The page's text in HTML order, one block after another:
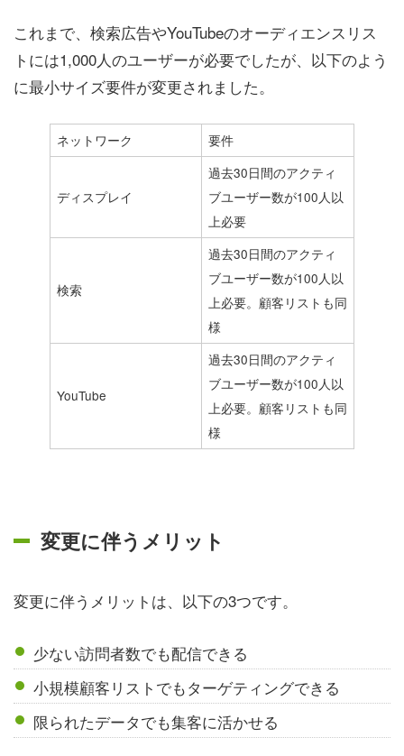
これまで、検索広告やYouTubeのオーディエンスリス
トには1,000人のユーザーが必要でしたが、以下のよう
に最小サイズ要件が変更されました。
ネットワーク 要件
ディスプレイ
過去30日間のアクティ
ブユーザー数が100人以
上必要
検索
過去30日間のアクティ
ブユーザー数が100人以
上必要。顧客リストも同
様
YouTube
過去30日間のアクティ
ブユーザー数が100人以
上必要。顧客リストも同
様
変更に伴うメリット
変更に伴うメリットは、以下の3つです。
少ない訪問者数でも配信できる
小規模顧客リストでもターゲティングできる
限られたデータでも集客に活かせる